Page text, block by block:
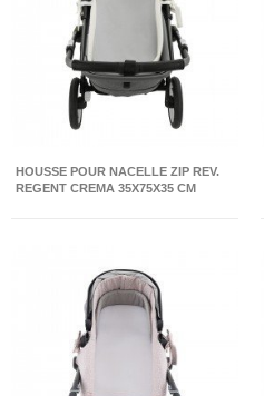
HOUSSE POUR NACELLE ZIP REV.
REGENT CREMA 35X75X35 CM